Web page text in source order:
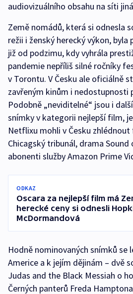
audiovizuálního obsahu na síti
Země nomádů, která si odnesla
režii i ženský herecký výkon,
již od podzimu, kdy vyhrála
pandemie nepříliš silné ročníky
v Torontu. V Česku ale oficiálně
zavřeným kinům i nedostupnosti
Podobně „neviditelné“ jsou i
snímky v kategorii nejlepší film,
Netflixu mohli v Česku
Chicagský tribunál, drama
abonenti služby Amazon Prime
ODKAZ
Oscara za nejlepší film má
herecké ceny si odnesli
McDormandová
Hodně nominovaných snímků se
Americe a k jejím dějinám – dvě
Judas and the Black Messiah o
Černých panterů Freda